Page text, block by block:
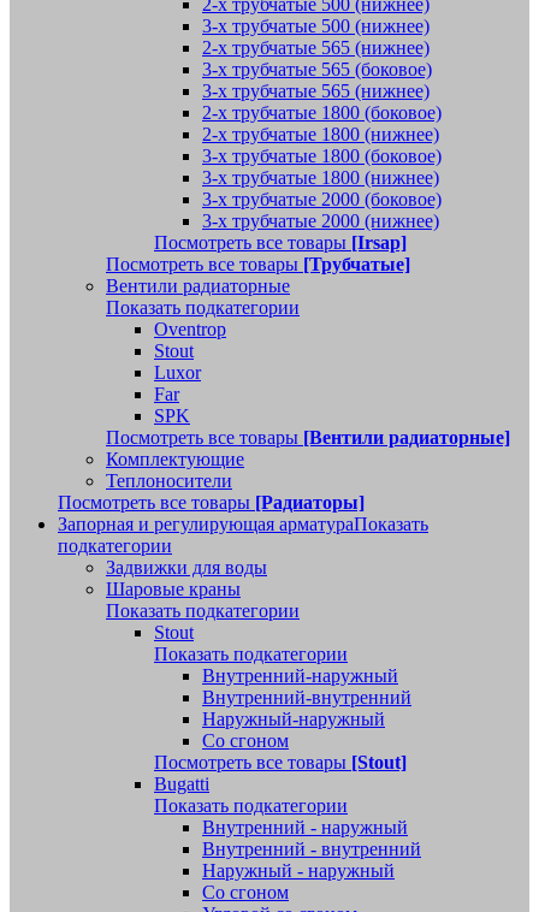
2-х трубчатые 500 (нижнее)
3-х трубчатые 500 (нижнее)
2-х трубчатые 565 (нижнее)
3-х трубчатые 565 (боковое)
3-х трубчатые 565 (нижнее)
2-х трубчатые 1800 (боковое)
2-х трубчатые 1800 (нижнее)
3-х трубчатые 1800 (боковое)
3-х трубчатые 1800 (нижнее)
3-х трубчатые 2000 (боковое)
3-х трубчатые 2000 (нижнее)
Посмотреть все товары [Irsap]
Посмотреть все товары [Трубчатые]
Вентили радиаторные
Показать подкатегории
Oventrop
Stout
Luxor
Far
SPK
Посмотреть все товары [Вентили радиаторные]
Комплектующие
Теплоносители
Посмотреть все товары [Радиаторы]
Запорная и регулирующая арматураПоказать
подкатегории
Задвижки для воды
Шаровые краны
Показать подкатегории
Stout
Показать подкатегории
Внутренний-наружный
Внутренний-внутренний
Наружный-наружный
Со сгоном
Посмотреть все товары [Stout]
Bugatti
Показать подкатегории
Внутренний - наружный
Внутренний - внутренний
Наружный - наружный
Со сгоном